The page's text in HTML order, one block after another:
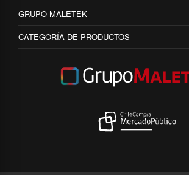
GRUPO MALETEK
CATEGORÍA DE PRODUCTOS